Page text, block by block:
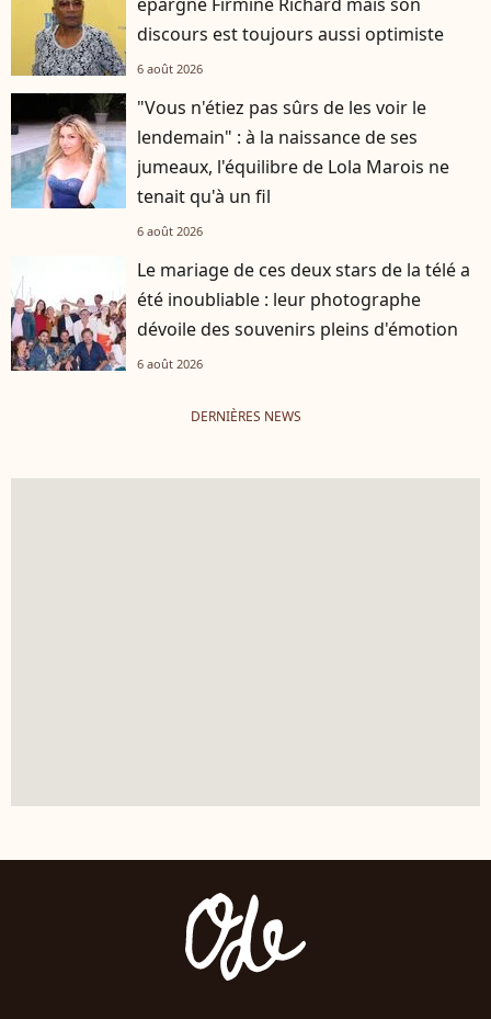
discours est toujours aussi optimiste
6 août 2026
"Vous n'étiez pas sûrs de les voir le
lendemain" : à la naissance de ses
jumeaux, l'équilibre de Lola Marois ne
tenait qu'à un fil
6 août 2026
Le mariage de ces deux stars de la télé a
été inoubliable : leur photographe
dévoile des souvenirs pleins d'émotion
6 août 2026
DERNIÈRES NEWS